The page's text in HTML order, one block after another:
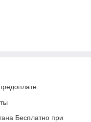
Бесплатно при